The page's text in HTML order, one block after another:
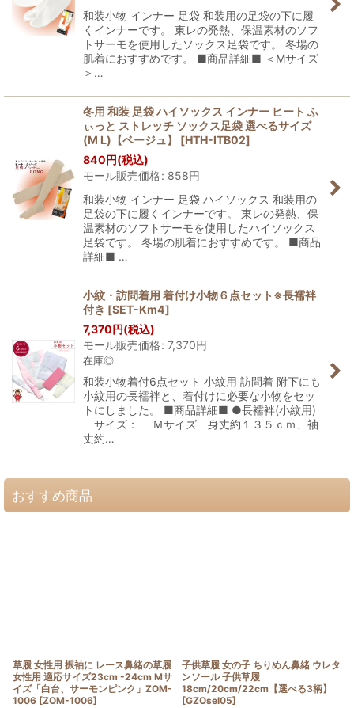
和装小物 インナー 足袋 和装用の足袋の下に履
くインナーです。 東レの発熱、保温素材のソフ
トサーモを使用したソックス足袋です。 冬場の
肌着におすすめです。 ■商品詳細■ ＜Mサイズ
＞…
冬用 和装 足袋 ハイソックス インナー ヒート ふ
ぃっと ストレッチ ソックス足袋 選べるサイズ
(M L)【ベージュ】
[HTH-ITB02]
840円(税込)
モール販売価格: 858円
和装小物 インナー 足袋 ハイソックス 和装用の
足袋の下に履くインナーです。 東レの発熱、保
温素材のソフトサーモを使用したハイソックス
足袋です。 冬場の肌着におすすめです。 ■商品
詳細■ …
小紋・訪問着用 着付け小物６点セット※長襦袢
付き [SET-Km4]
7,370円(税込)
モール販売価格: 7,370円
在庫◎
和装小物着付6点セット 小紋用 訪問着 附下にも
小紋用の長襦袢と、着付けに必要な小物をセッ
トにしました。 ■商品詳細■ ●長襦袢(小紋用)
サイズ： Ｍサイズ 身丈約１３５ｃｍ、袖
丈約…
おすすめ商品
草履 女性用 振袖に レース鼻緒の草履
女性用 適応サイズ23cm -24cm Mサ
イズ「白台、サーモンピンク」ZOM-
1006 [ZOM-1006]
子供草履 女の子 ちりめん鼻緒 ウレタ
ンソール 子供草履
18cm/20cm/22cm【選べる3柄】
[GZOsel05]